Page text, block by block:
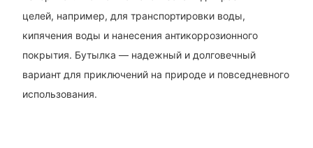
целей, например, для транспортировки воды,
кипячения воды и нанесения антикоррозионного
покрытия. Бутылка — надежный и долговечный
вариант для приключений на природе и повседневного
использования.